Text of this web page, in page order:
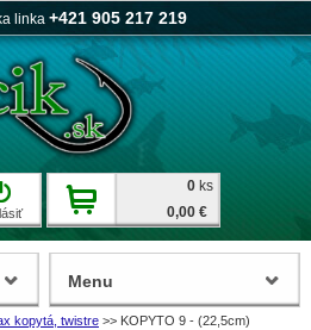
linka +421 905 217 219
0 ks
0,00 €
kopytá, twistre >> KOPYTO 9 - (22,5cm)
Menu